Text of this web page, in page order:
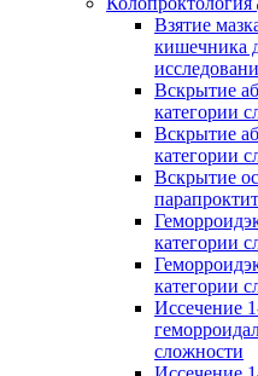
Взятие
кишечника
Вскрытие
категории
Вскрытие
категории
Вскрытие
категории
категории
Иссечение
сложности